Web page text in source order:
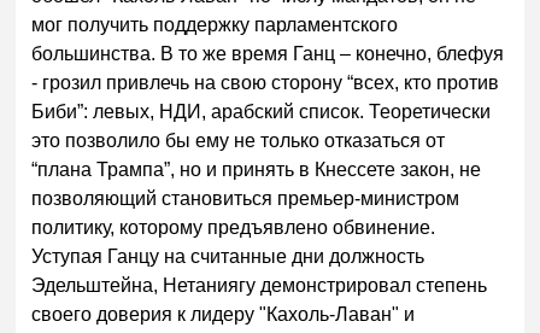
мог получить поддержку парламентского
большинства. В то же время Ганц – конечно, блефуя
- грозил привлечь на свою сторону “всех, кто против
Биби”: левых, НДИ, арабский список. Теоретически
это позволило бы ему не только отказаться от
“плана Трампа”, но и принять в Кнессете закон, не
позволяющий становиться премьер-министром
политику, которому предъявлено обвинение.
Уступая Ганцу на считанные дни должность
Эдельштейна, Нетаниягу демонстрировал степень
своего доверия к лидеру "Кахоль-Лаван" и